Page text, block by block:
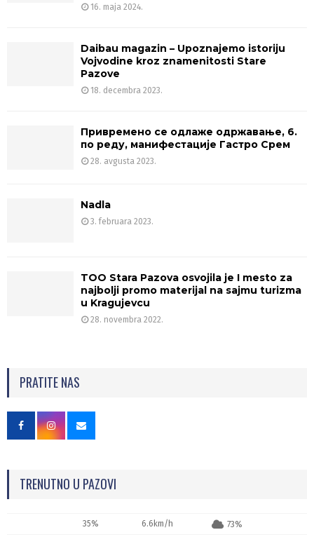
16. maja 2024.
Daibau magazin – Upoznajemo istoriju
Vojvodine kroz znamenitosti Stare
Pazove
18. decembra 2023.
Привремено се одлаже одржавање, 6.
по реду, манифестације Гастро Срем
28. avgusta 2023.
Nadla
3. februara 2023.
TOO Stara Pazova osvojila je I mesto za
najbolji promo materijal na sajmu turizma
u Kragujevcu
28. novembra 2022.
PRATITE NAS
TRENUTNO U PAZOVI
35% 6.6km/h 73%